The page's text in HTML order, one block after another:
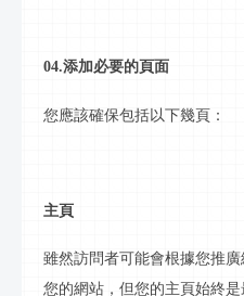
04.添加必要的頁面
您應該確保包括以下幾頁：
主頁
雖然訪問者可能會根據您推
您的網站，但您的主頁始終